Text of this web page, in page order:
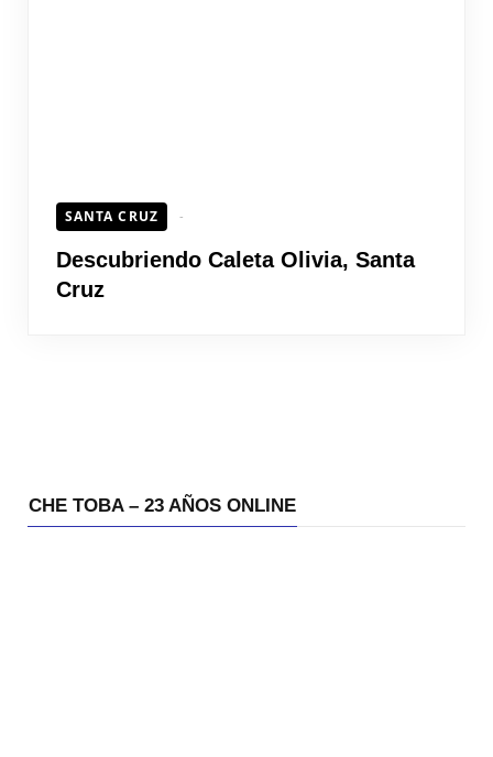
SANTA CRUZ
Descubriendo Caleta Olivia, Santa
Cruz
CHE TOBA – 23 AÑOS ONLINE